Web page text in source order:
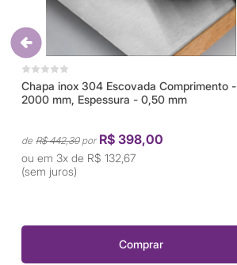
Chapa inox 304 Escovada Comprimento -
2000 mm, Espessura - 0,50 mm
R$ 442,30 R$ 398,00
3x de R$ 132,67
(sem juros)
Comprar